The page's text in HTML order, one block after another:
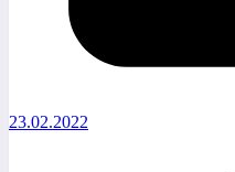
23.02.2022